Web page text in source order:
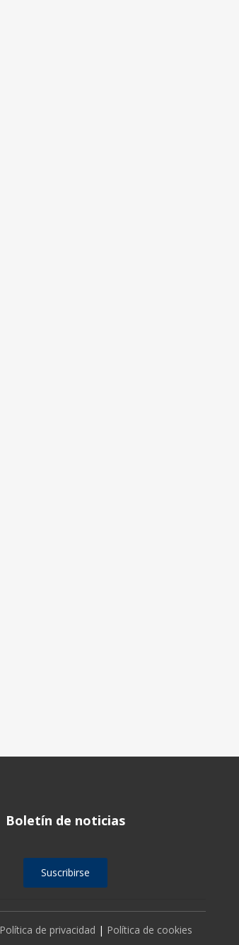
Boletín de noticias
Suscribirse
Política de privacidad | Política de cookies